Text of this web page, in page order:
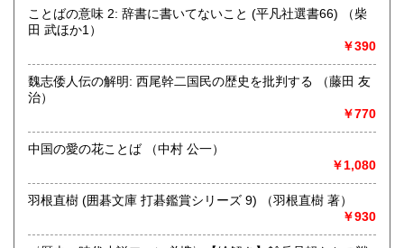
ことばの意味 2: 辞書に書いてないこと (平凡社選書66) （柴
田 武ほか1）
￥390
魏志倭人伝の解明: 西尾幹二国民の歴史を批判する （藤田 友
治）
￥770
中国の愛の花ことば （中村 公一）
￥1,080
羽根直樹 (囲碁文庫 打碁鑑賞シリーズ 9) （羽根直樹 著）
￥930